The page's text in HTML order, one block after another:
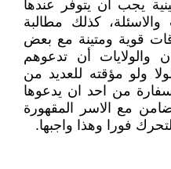
يجب ان يتوفر عندها
كذلك مطالبة
قوية ومتينة مع بعض
والولايات أن تدعوهم
ولو مؤقته للعديد من
من احد ان يدعوها
مع الاسر المقهورة
فورا وهذا واجبها.